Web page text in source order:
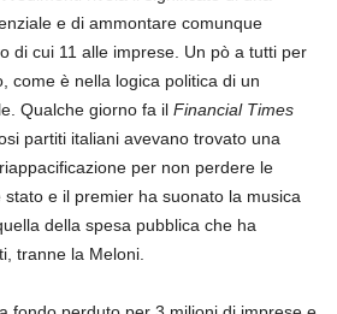
e di ammontare comunque
di cui 11 alle imprese. Un pò a tutti per
come è nella logica politica di un
Qualche giorno fa il Financial Times
partiti italiani avevano trovato una
per non perdere le
e il premier ha suonato la musica
della spesa pubblica che ha
tranne la Meloni.